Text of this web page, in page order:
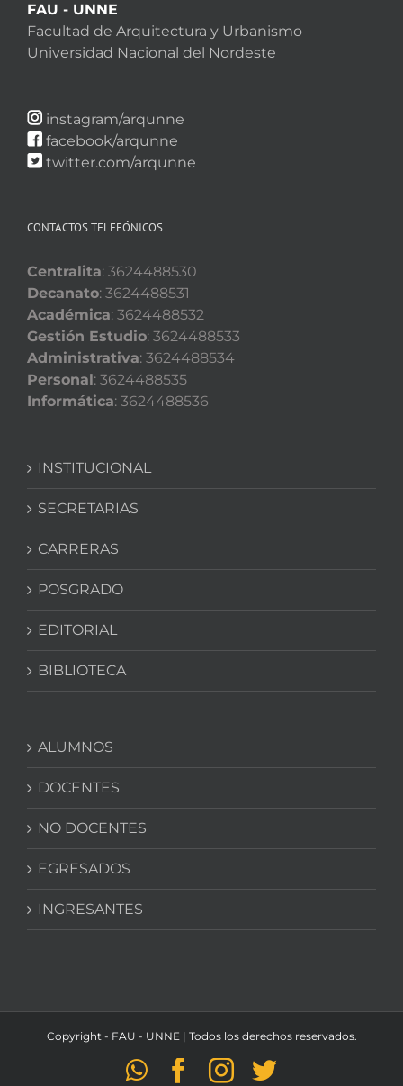
FAU - UNNE
Facultad de Arquitectura y Urbanismo
Universidad Nacional del Nordeste
instagram/arqunne
facebook/arqunne
twitter.com/arqunne
CONTACTOS TELEFÓNICOS
Centralita: 3624488530
Decanato: 3624488531
Académica: 3624488532
Gestión Estudio: 3624488533
Administrativa: 3624488534
Personal: 3624488535
Informática: 3624488536
INSTITUCIONAL
SECRETARIAS
CARRERAS
POSGRADO
EDITORIAL
BIBLIOTECA
ALUMNOS
DOCENTES
NO DOCENTES
EGRESADOS
INGRESANTES
Copyright - FAU - UNNE | Todos los derechos reservados.
WhatsApp
Facebook
Instagram
Twitter